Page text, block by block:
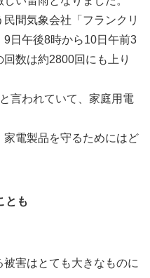
間気象会社「フランクリ
9日午後8時から10日午前3
数は約2800回にも上り
言われていて、家庭用電
電製品を守るためにはど
とも
害はとても大きなものに